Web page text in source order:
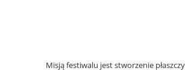
Misją festiwalu jest stworzenie